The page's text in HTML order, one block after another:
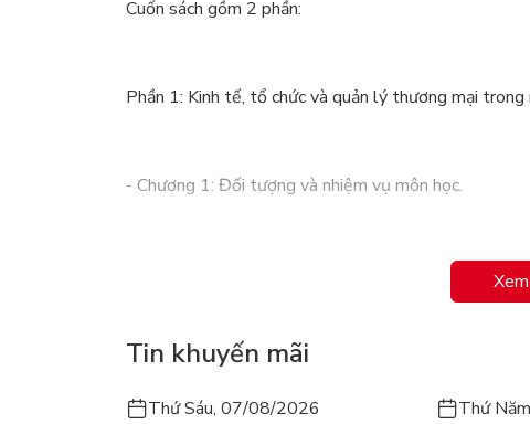
Cuốn sách gồm 2 phần:
Phần 1: Kinh tế, tổ chức và quản lý thương mại trong
- Chương 1: Đối tượng và nhiệm vụ môn học.
- Chương 2: Bản chất kinh tế của thương mại.
- Chương 3: Lý thuyết thương mại.
Tin khuyến mãi
Thứ Sáu, 07/08/2026 Thứ